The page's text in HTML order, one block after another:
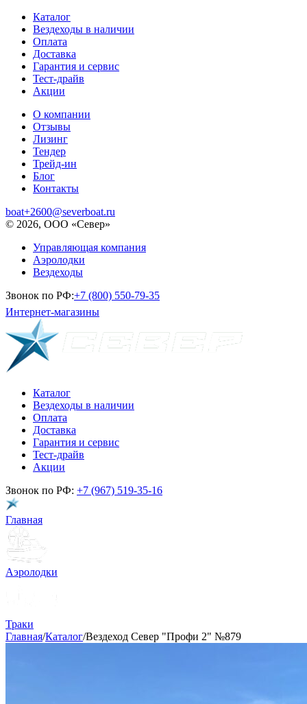
Каталог
Вездеходы в наличии
Оплата
Доставка
Гарантия и сервис
Тест-драйв
Акции
О компании
Отзывы
Лизинг
Тендер
Трейд-ин
Блог
Контакты
boat+2600@severboat.ru
© 2026, ООО «Север»
Управляющая компания
Аэролодки
Вездеходы
Звонок по РФ:+7 (800) 550-79-35
Интернет-магазины
Каталог
Вездеходы в наличии
Оплата
Доставка
Гарантия и сервис
Тест-драйв
Акции
Звонок по РФ: +7 (967) 519-35-16
Главная
Аэролодки
Траки
Главная/Каталог/Вездеход Север "Профи 2" №879